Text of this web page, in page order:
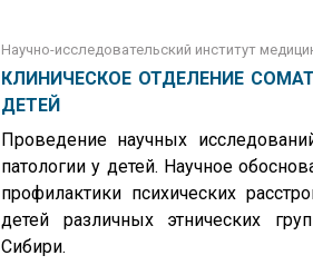
Научно-исследовательский институт
КЛИНИЧЕСКОЕ ОТДЕЛЕНИЕ
ДЕТЕЙ
Проведение научных
патологии у детей. Научное
профилактики психических
детей различных этнических
Сибири.